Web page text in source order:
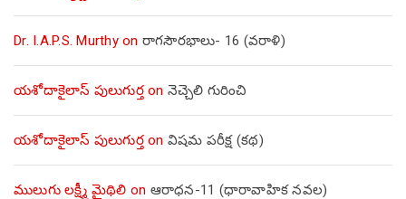
Dr. I.A.P.S. Murthyon రాగసౌరభాలు- 16 (వరాళి)
యశోదాకైలాస్ పులుగుర్తon నెచ్చెలి గురించి
యశోదాకైలాస్ పులుగుర్తon విషమ పరీక్ష (క‌థ‌)
ములుగు లక్ష్మీ మైథిలి on ఆరాధన-11 (ధారావాహిక నవల)